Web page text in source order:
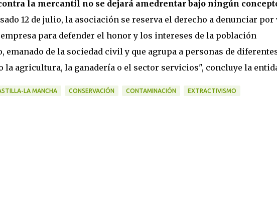
la mercantil no se dejará amedrentar bajo ningún
12 de julio, la asociación se reserva el derecho a denunciar por
para defender el honor y los intereses de la población
emanado de la sociedad civil y que agrupa a personas de
la agricultura, la ganadería o el sector servicios", concluye la
LA MANCHA CONSERVACIÓN CONTAMINACIÓN EXTRACTIVISMO